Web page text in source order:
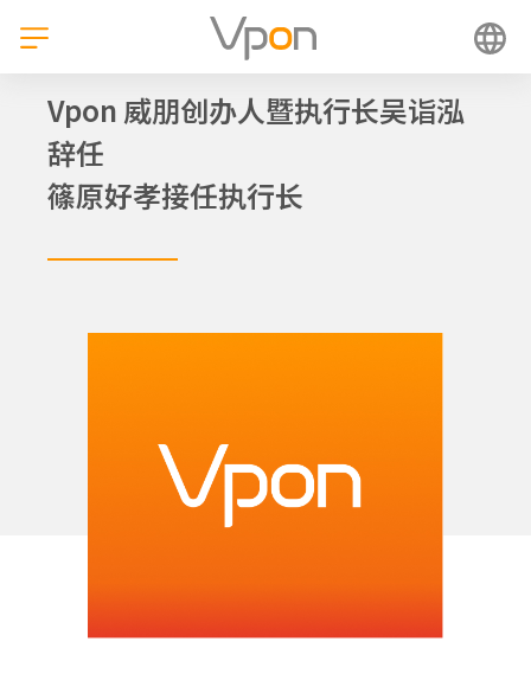
Vpon 威朋创办人暨执行长吴诣泓
辞任
篠原好孝接任执行长